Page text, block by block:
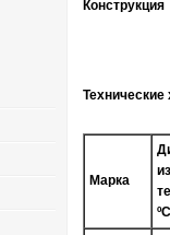
Конструкция
Технические
Марка
ºC